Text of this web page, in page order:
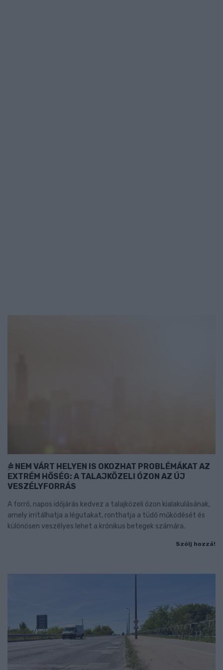
NEM VÁRT HELYEN IS OKOZHAT PROBLÉMÁKAT AZ
EXTRÉM HŐSÉG: A TALAJKÖZELI ÓZON AZ ÚJ
VESZÉLYFORRÁS
A forró, napos időjárás kedvez a talajközeli ózon kialakulásának,
amely irritálhatja a légutakat, ronthatja a tüdő működését és
különösen veszélyes lehet a krónikus betegek számára.
Szólj hozzá!